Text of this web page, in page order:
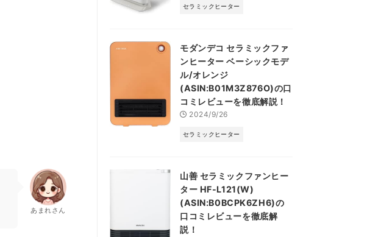
あまれさん
セラミックヒーター
モダンデコ セラミックファ
ンヒーター ベーシックモデ
ル/オレンジ
(ASIN:B01M3Z876O)の口
コミレビューを徹底解説！
2024/9/26
セラミックヒーター
山善 セラミックファンヒー
ター HF-L121(W)
(ASIN:B0BCPK6ZH6)の
口コミレビューを徹底解
説！